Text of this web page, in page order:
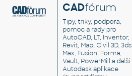
CADfórum
Tipy, triky, podpora,
pomoc a rady pro
AutoCAD, LT, Inventor,
Revit, Map, Civil 3D, 3ds
Max, Fusion, Forma,
Vault, PowerMill a další
Autodesk aplikace